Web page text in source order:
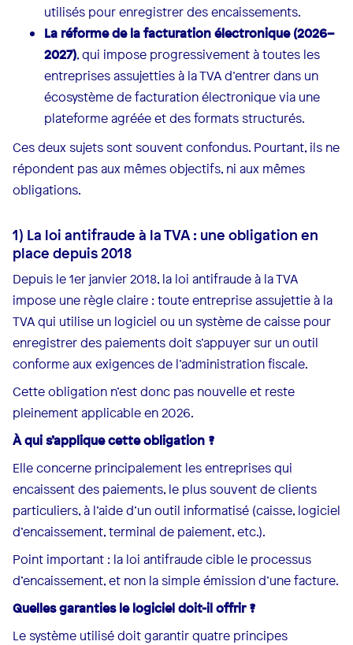
utilisés pour enregistrer des encaissements.
La réforme de la facturation électronique (2026–
2027), qui impose progressivement à toutes les
entreprises assujetties à la TVA d’entrer dans un
écosystème de facturation électronique via une
plateforme agréée et des formats structurés.
Ces deux sujets sont souvent confondus. Pourtant, ils ne
répondent pas aux mêmes objectifs, ni aux mêmes
obligations.
1) La loi antifraude à la TVA : une obligation en
place depuis 2018
Depuis le 1er janvier 2018, la loi antifraude à la TVA
impose une règle claire : toute entreprise assujettie à la
TVA qui utilise un logiciel ou un système de caisse pour
enregistrer des paiements doit s’appuyer sur un outil
conforme aux exigences de l’administration fiscale.
Cette obligation n’est donc pas nouvelle et reste
pleinement applicable en 2026.
À qui s’applique cette obligation ?
Elle concerne principalement les entreprises qui
encaissent des paiements, le plus souvent de clients
particuliers, à l’aide d’un outil informatisé (caisse, logiciel
d’encaissement, terminal de paiement, etc.).
Point important : la loi antifraude cible le processus
d’encaissement, et non la simple émission d’une facture.
Quelles garanties le logiciel doit-il offrir ?
Le système utilisé doit garantir quatre principes